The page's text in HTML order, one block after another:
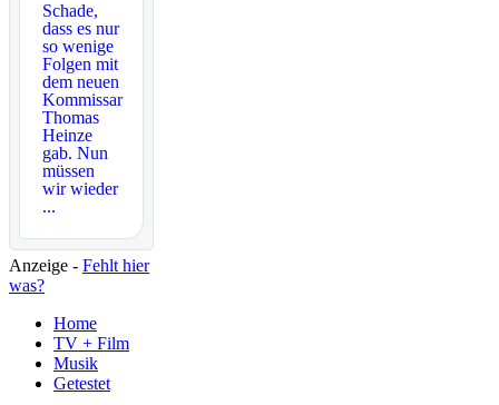
Schade,
dass es nur
so wenige
Folgen mit
dem neuen
Kommissar
Thomas
Heinze
gab. Nun
müssen
wir wieder
...
Anzeige - Fehlt hier
was?
Home
TV + Film
Musik
Getestet